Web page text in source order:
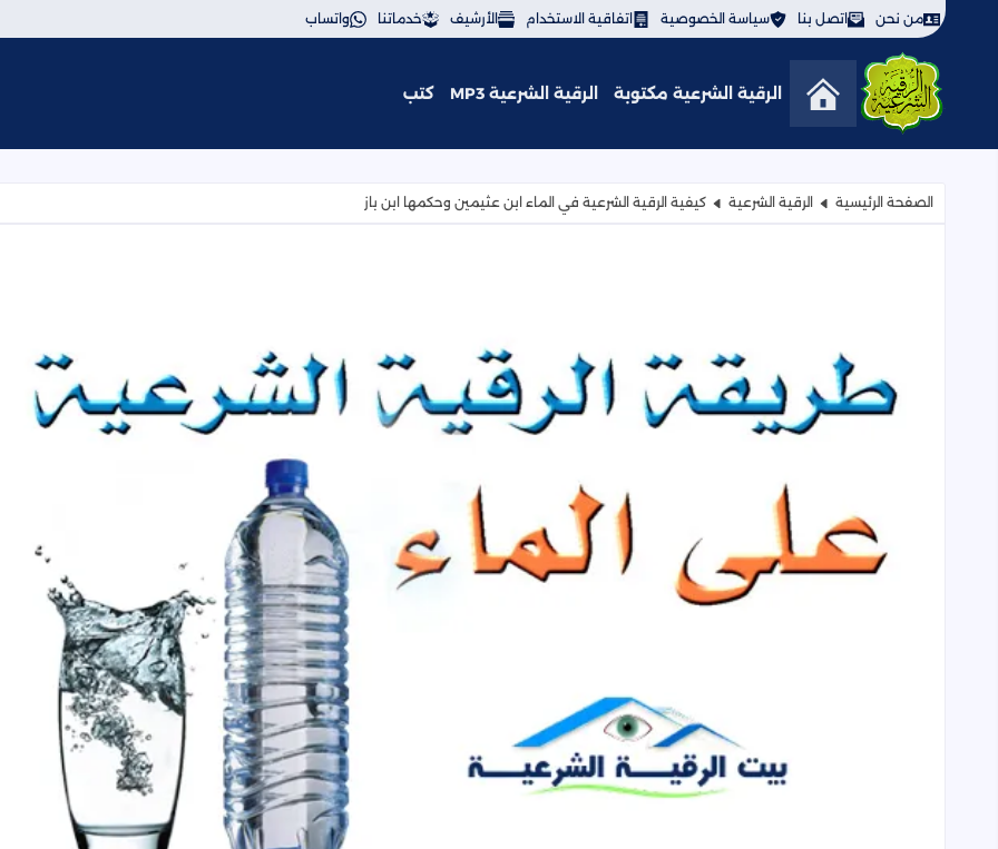
من نحن اتصل بنا سياسة الخصوصية اتفاقية الاستخدام الأرشيف خدماتنا واتساب
الرقية الشرعية | لعلاج الحسد والعين والسحر | مكتوبة ومسموعة | الرقيه الشرعيه
الرقية الشرعية مكتوبة الرقية الشرعية MP3 كتب
الصفحة الرئيسية الرقية الشرعية كيفية الرقية الشرعية في الماء ابن عثيمين وحكمها ابن باز
كيفية الرقية الشرعية في الماء ابن عثيمين وحكمها ابن باز